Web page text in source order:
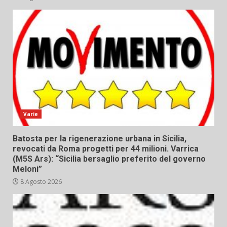
Varie
Batosta per la rigenerazione urbana in Sicilia,
revocati da Roma progetti per 44 milioni. Varrica
(M5S Ars): “Sicilia bersaglio preferito del governo
Meloni”
8 Agosto 2026